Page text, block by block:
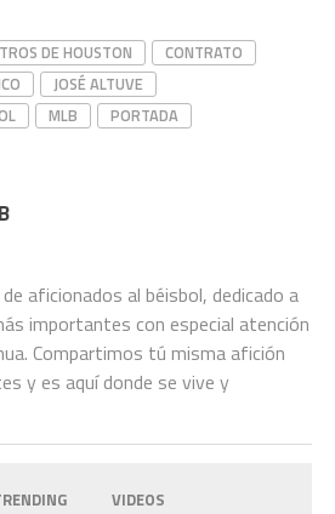
DE HOUSTON
CONTRATO
JOSÉ ALTUVE
MLB
PORTADA
aficionados al béisbol, dedicado a
importantes con especial atención
Compartimos tú misma afición
y es aquí donde se vive y
VIDEOS